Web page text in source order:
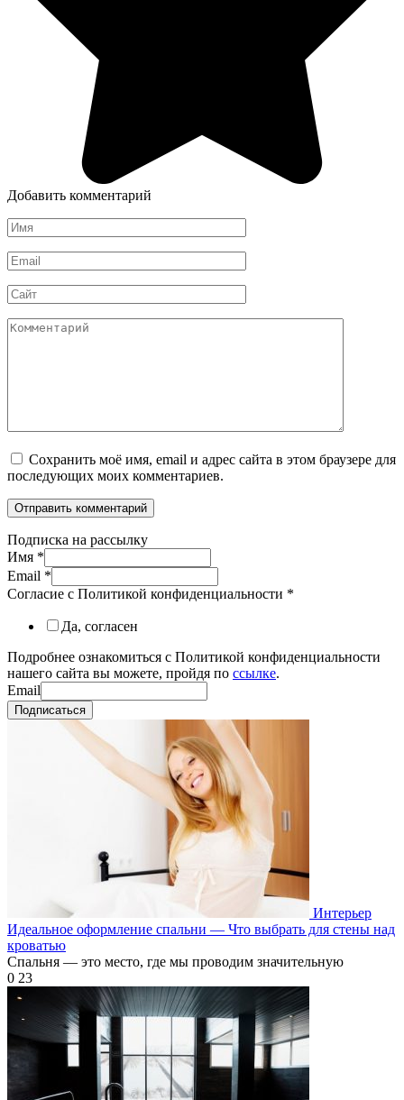
Добавить комментарий
Имя
*
Email
*
Сайт
Комментарий
Сохранить моё имя, email и адрес сайта в этом браузере для
последующих моих комментариев.
Подписка на рассылку
Имя *
Email *
Согласие с Политикой конфиденциальности *
Да, согласен
Подробнее ознакомиться с Политикой конфиденциальности
нашего сайта вы можете, пройдя по ссылке.
Email
Подписаться
Интерьер
Идеальное оформление спальни — Что выбрать для стены над
кроватью
Спальня — это место, где мы проводим значительную
0 23